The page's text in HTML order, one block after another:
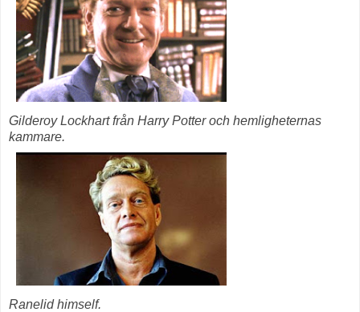
Gilderoy Lockhart från Harry Potter och hemligheternas
kammare.
Ranelid himself.